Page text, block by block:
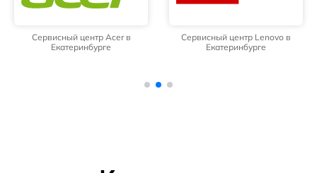
Сервисный центр Acer в
Екатеринбурге
Сервисный центр Lenovo в
Екатеринбурге